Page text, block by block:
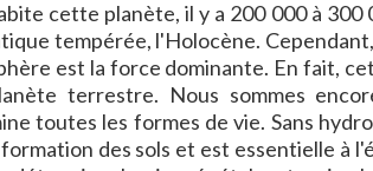
cette planète, il y a 200 000 à 300
tempérée, l'Holocène.
est la force dominante. En fait,
terrestre. Nous sommes
toutes les formes de vie. Sans
des sols et est essentielle à